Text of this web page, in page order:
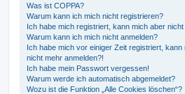
Was ist COPPA?
Warum kann ich mich nicht registrieren?
Ich habe mich registriert, kann mich aber nicht
Warum kann ich mich nicht anmelden?
Ich habe mich vor einiger Zeit registriert, kann
nicht mehr anmelden?!
Ich habe mein Passwort vergessen!
Warum werde ich automatisch abgemeldet?
Wozu ist die Funktion „Alle Cookies löschen“?